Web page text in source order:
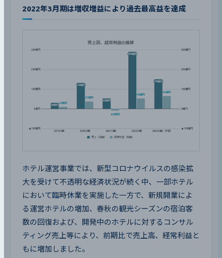
2022年3月期は増収増益により過去最高益を達成
ホテル運営事業では、新型コロナウイルスの感染拡
大を受けて不透明な経済状況が続く中、一部ホテル
において臨時休業を実施した一方で、新規開業によ
る運営ホテルの増加、春秋の観光シーズンの宿泊客
数の回復および、開発中のホテルに対するコンサル
ティング売上等により、前期比で売上高、経常利益と
もに増加しました。